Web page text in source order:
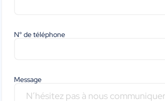
N° de téléphone
Message